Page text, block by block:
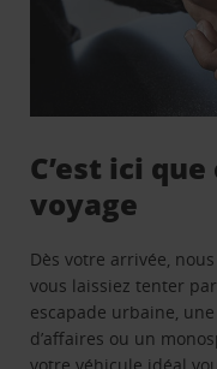
C’est ici
voyage
Dès votre arrivée,
vous laissiez tenter
escapade urbaine,
d’affaires ou un